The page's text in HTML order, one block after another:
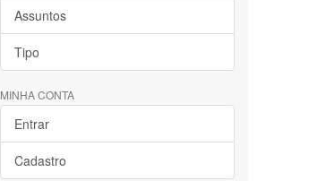
Assuntos
Tipo
MINHA CONTA
Entrar
Cadastro